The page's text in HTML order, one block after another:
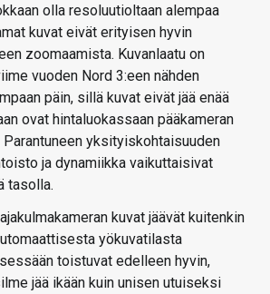
olla resoluutioltaan alempaa
kuvat eivät erityisen hyvin
zoomaamista. Kuvanlaatu on
vuoden Nord 3:een nähden
päin, sillä kuvat eivät jää enää
ovat hintaluokassaan pääkameran
yksityiskohtaisuuden
ja dynamiikka vaikuttaisivat
tasolla.
kuvat jäävät kuitenkin
yökuvatilasta
toistuvat edelleen hyvin,
jää ikään kuin unisen utuiseksi